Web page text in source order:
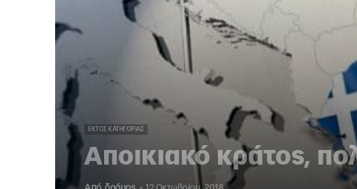
ΕΚΤΌΣ ΚΑΤΗΓΟΡΊΑΣ
Αποικιακό κράτος,